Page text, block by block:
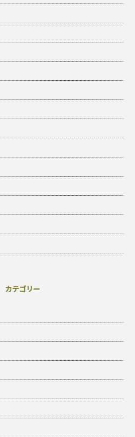
カテゴリー